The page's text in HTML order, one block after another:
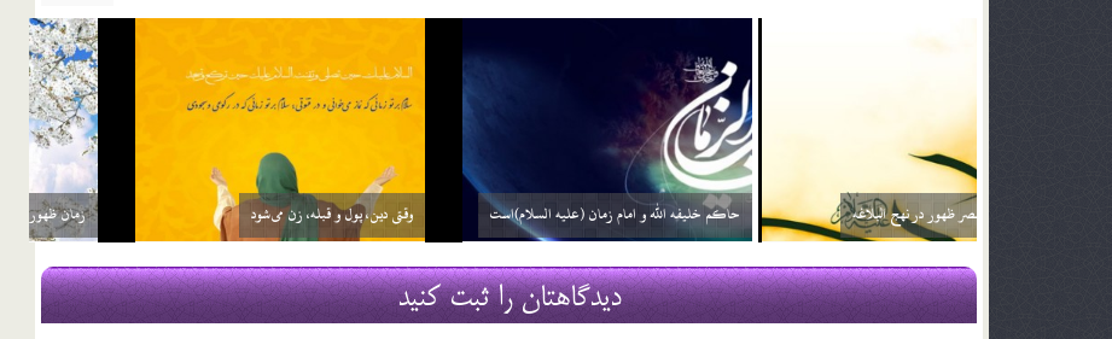
زمان ظهور ؛ نگاهی دیگر (بخش دوم)
29 اسفند 03
فرج نزدیک است یعنی چه؟
29 اسفند 03
مشخصات عصر ظهور در نهج البلاغه
22 شهریور 03
دیدگاهتان را ثبت کنید